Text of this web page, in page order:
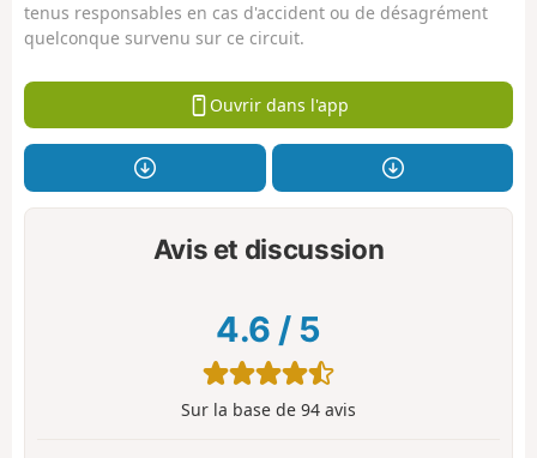
tenus responsables en cas d'accident ou de désagrément
quelconque survenu sur ce circuit.
Ouvrir dans l'app
Avis et discussion
4.6 / 5
Sur la base de 94 avis